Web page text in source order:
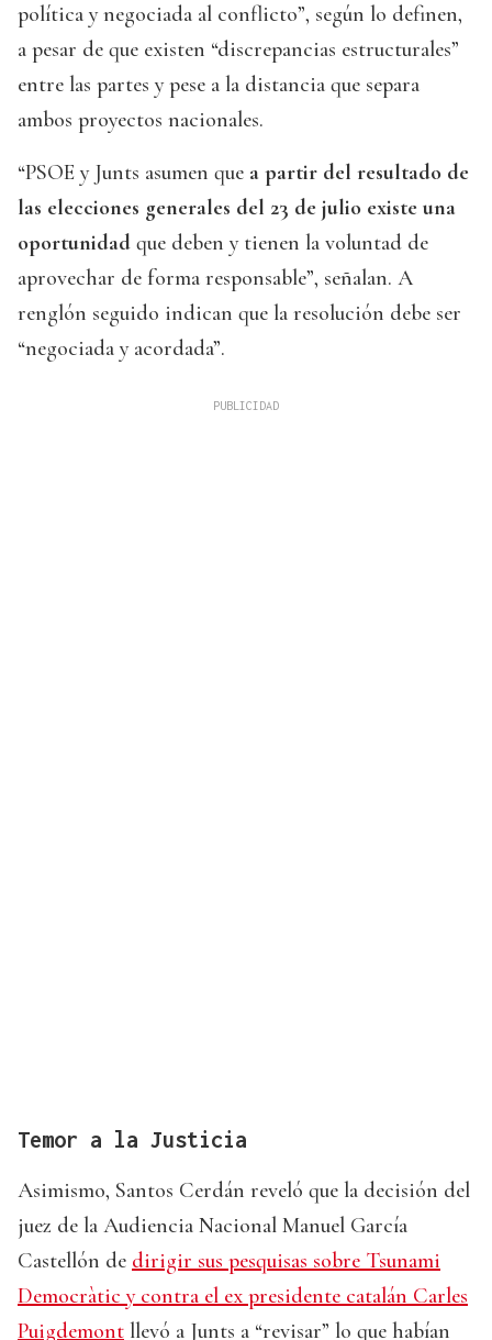
política y negociada al conflicto”, según lo definen,
a pesar de que existen “discrepancias estructurales”
entre las partes y pese a la distancia que separa
ambos proyectos nacionales.
“PSOE y Junts asumen que a partir del resultado de
las elecciones generales del 23 de julio existe una
oportunidad que deben y tienen la voluntad de
aprovechar de forma responsable”, señalan. A
renglón seguido indican que la resolución debe ser
“negociada y acordada”.
Temor a la Justicia
Asimismo, Santos Cerdán reveló que la decisión del
juez de la Audiencia Nacional Manuel García
Castellón de dirigir sus pesquisas sobre Tsunami
Democràtic y contra el ex presidente catalán Carles
Puigdemont llevó a Junts a “revisar” lo que habían